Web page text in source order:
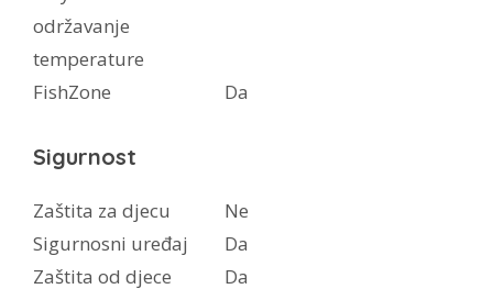
održavanje
temperature
FishZone Da
Sigurnost
Zaštita za djecu
Ne
Sigurnosni uređaj
Da
Zaštita od djece
Da